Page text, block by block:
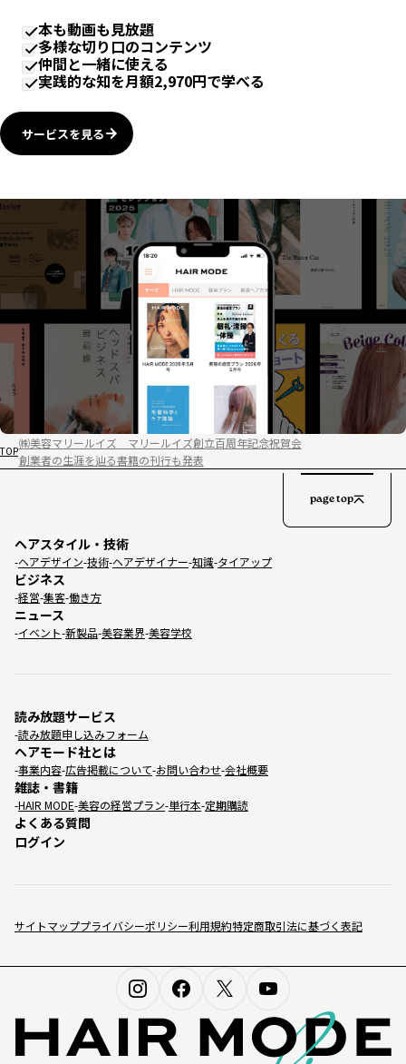
本も動画も見放題
多様な切り口のコンテンツ
仲間と一緒に使える
実践的な知を月額2,970円で学べる
サービスを見る
TOP
㈱美容マリールイズ マリールイズ創立百周年記念祝賀会
創業者の生涯を辿る書籍の刊行も発表
サイトマッププライバシーポリシー利用規約特定商取引法に基づく表記
ヘアスタイル・技術
ヘアデザイン 技術 ヘアデザイナー 知識 タイアップ
ビジネス
経営 集客 働き方
ニュース
イベント 新製品 美容業界 美容学校
読み放題サービス
読み放題申し込みフォーム
ヘアモード社とは
事業内容 広告掲載について お問い合わせ 会社概要
雑誌・書籍
HAIR MODE 美容の経営プラン 単行本 定期購読
よくある質問
ログイン
page top